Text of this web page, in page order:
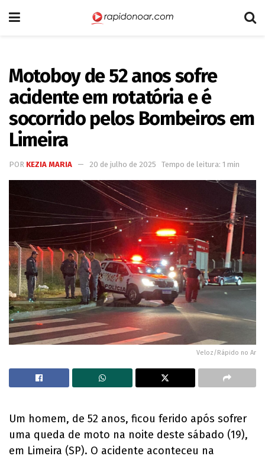
Motoboy de 52 anos sofre
acidente em rotatória e é
socorrido pelos Bombeiros em
Limeira
POR KEZIA MARIA 20 de julho de 2025 Tempo de leitura: 1 min
Veloz/Rápido no Ar
Um homem, de 52 anos, ficou ferido após sofrer
uma queda de moto na noite deste sábado (19),
em Limeira (SP). O acidente aconteceu na